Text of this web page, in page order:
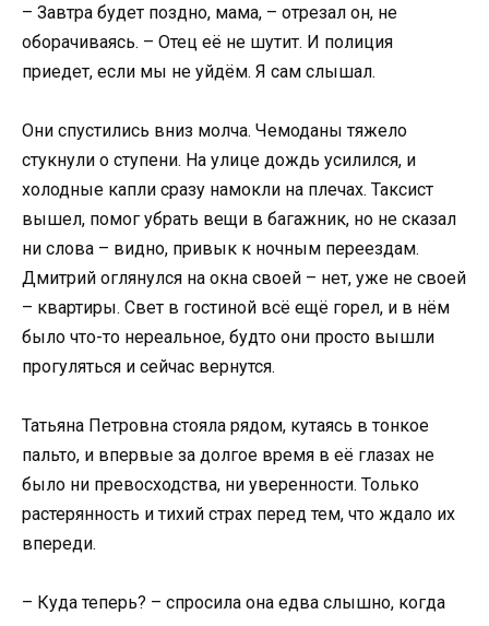
– Завтра будет поздно, мама, – отрезал он, не
оборачиваясь. – Отец её не шутит. И полиция
приедет, если мы не уйдём. Я сам слышал.
Они спустились вниз молча. Чемоданы тяжело
стукнули о ступени. На улице дождь усилился, и
холодные капли сразу намокли на плечах. Таксист
вышел, помог убрать вещи в багажник, но не сказал
ни слова – видно, привык к ночным переездам.
Дмитрий оглянулся на окна своей – нет, уже не своей
– квартиры. Свет в гостиной всё ещё горел, и в нём
было что-то нереальное, будто они просто вышли
прогуляться и сейчас вернутся.
Татьяна Петровна стояла рядом, кутаясь в тонкое
пальто, и впервые за долгое время в её глазах не
было ни превосходства, ни уверенности. Только
растерянность и тихий страх перед тем, что ждало их
впереди.
– Куда теперь? – спросила она едва слышно, когда